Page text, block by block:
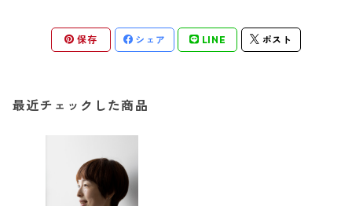
保存 シェア LINE ポスト
最近チェックした商品